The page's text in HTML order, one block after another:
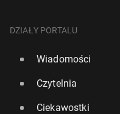
DZIAŁY PORTALU
Wiadomości
Czytelnia
Ciekawostki